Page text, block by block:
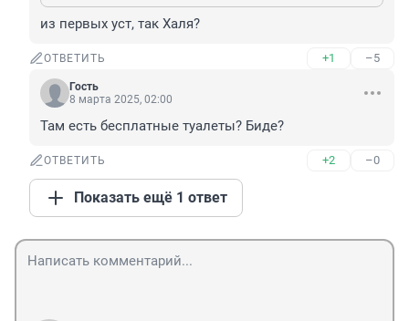
из первых уст, так Халя?
ОТВЕТИТЬ +1 –5
Гость
8 марта 2025, 02:00
Там есть бесплатные туалеты? Биде?
ОТВЕТИТЬ +2 –0
Показать ещё 1 ответ